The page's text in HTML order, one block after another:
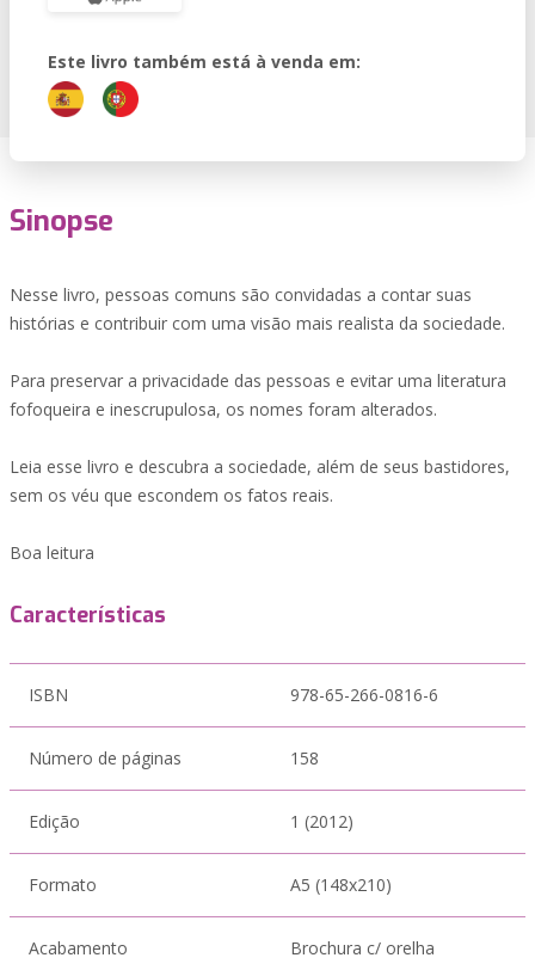
Este livro também está à venda em:
Sinopse
Nesse livro, pessoas comuns são convidadas a contar suas
histórias e contribuir com uma visão mais realista da sociedade.
Para preservar a privacidade das pessoas e evitar uma literatura
fofoqueira e inescrupulosa, os nomes foram alterados.
Leia esse livro e descubra a sociedade, além de seus bastidores,
sem os véu que escondem os fatos reais.
Boa leitura
Características
ISBN 978-65-266-0816-6
Número de páginas 158
Edição 1 (2012)
Formato A5 (148x210)
Acabamento Brochura c/ orelha